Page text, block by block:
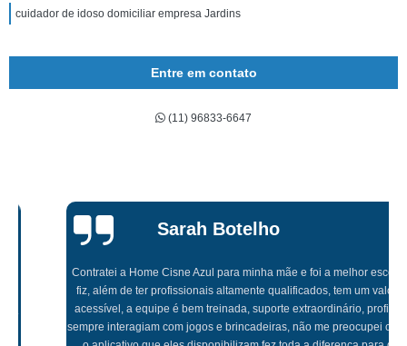
cuidador de idoso domiciliar empresa Jardins
Entre em contato
(11) 96833-6647
Sarah Botelho
Contratei a Home Cisne Azul para minha mãe e foi a melhor escolha que
fiz, além de ter profissionais altamente qualificados, tem um valor muito
acessível, a equipe é bem treinada, suporte extraordinário, profissionais
sempre interagiam com jogos e brincadeiras, não me preocupei com nada,